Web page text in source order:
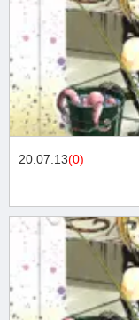
20.07.13(0)